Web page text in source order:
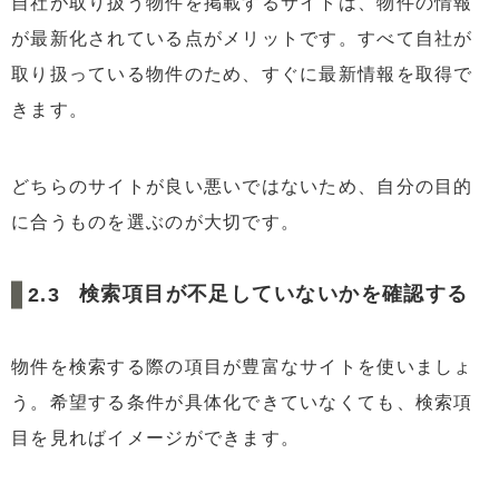
が最新化されている点がメリットです。すべて自社が
取り扱っている物件のため、すぐに最新情報を取得で
きます。
どちらのサイトが良い悪いではないため、自分の目的
に合うものを選ぶのが大切です。
検索項目が不足していないかを確認する
物件を検索する際の項目が豊富なサイトを使いましょ
う。希望する条件が具体化できていなくても、検索項
目を見ればイメージができます。